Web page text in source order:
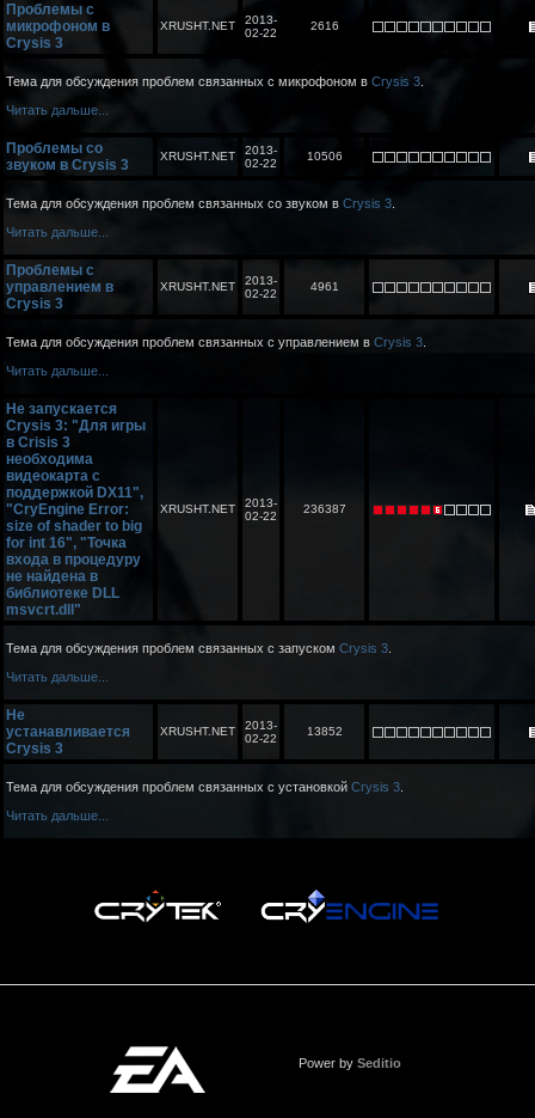
Проблемы с
микрофоном в
Crysis 3
XRUSHT.NET
2013-
02-22
2616
Тема для обсуждения проблем связанных с микрофоном в Crysis 3
Читать дальше...
Проблемы со
звуком в Crysis 3
XRUSHT.NET
2013-
02-22
10506
Тема для обсуждения проблем связанных со звуком в Crysis 3
Читать дальше...
Проблемы с
управлением в
Crysis 3
XRUSHT.NET
2013-
02-22
4961
Тема для обсуждения проблем связанных с управлением в Crysis 3
Читать дальше...
Не запускается
Crysis 3: "Для игры
в Crisis 3
необходима
видеокарта с
поддержкой DX11",
"CryEngine Error:
size of shader to big
for int 16", "Точка
входа в процедуру
не найдена в
библиотеке DLL
msvcrt.dll"
XRUSHT.NET
2013-
02-22
236387
Тема для обсуждения проблем связанных с запуском Crysis 3
Читать дальше...
Не
устанавливается
Crysis 3
XRUSHT.NET
2013-
02-22
13852
Тема для обсуждения проблем связанных с установкой Crysis 3
Читать дальше...
Power by Seditio